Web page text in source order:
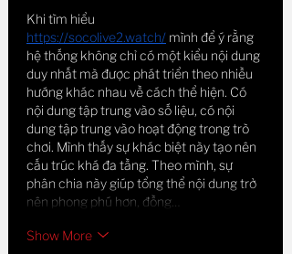
Khi tìm hiểu
https://socolive2.watch/ mình để ý rằng
hệ thống không chỉ có một kiểu nội dung
duy nhất mà được phát triển theo nhiều
hướng khác nhau về cách thể hiện. Có
nội dung tập trung vào số liệu, có nội
dung tập trung vào hoạt động trong trò
chơi. Mình thấy sự khác biệt này tạo nên
cấu trúc khá đa tầng. Theo mình, sự
phân chia này giúp tổng thể nội dung trở
nên phong phú hơn, đồng…
Show More